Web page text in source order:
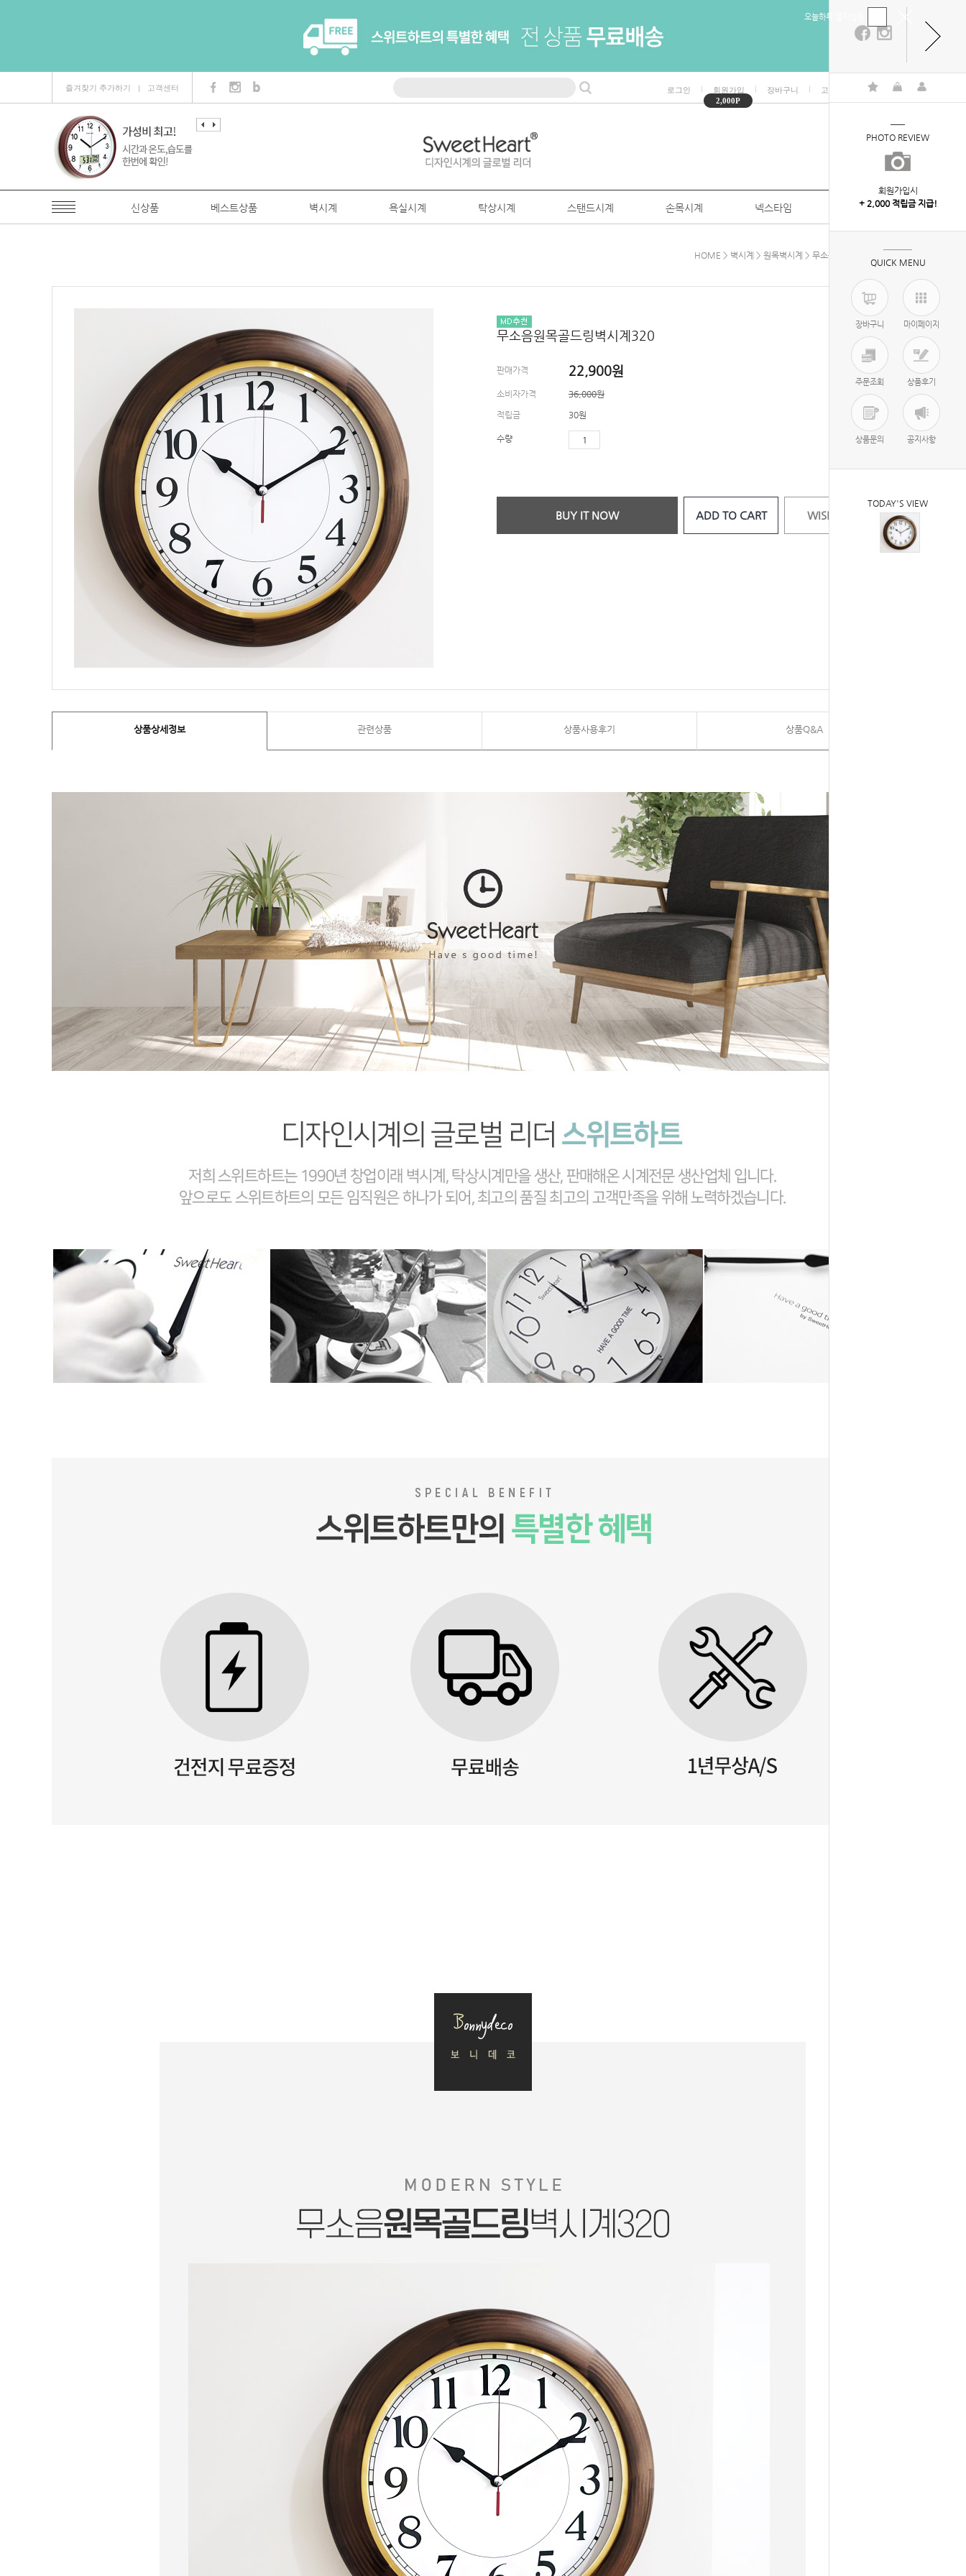
PHOTO REVIEW
회원가입시
+ 2,000 적립금 지급!
QUICK MENU
장바구니 마이페이지
주문조회 상품후기
상품문의 공지사항
TODAY'S VIEW
오늘하루 열지않음
즐겨찾기 추가하기 ㅣ 고객센터 로그인
회원가입
2,000P
장바구니 고객센터 마이페이지
신상품 베스트상품 벽시계 욕실시계 탁상시계 스탠드시계 손목시계 넥스타임 특판/대량구매
HOME > 벽시계 > 원목벽시계 > 무소음원목골드링벽시계320
무소음원목골드링벽시계320
판매가격 22,900원
소비자가격 36,000원
적립금 30원
수량
BUY IT NOW ADD TO CART WISH LIST
상품상세정보 관련상품 상품사용후기 상품Q&A